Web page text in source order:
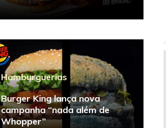
Hamburguerias
Burger King lança nova
campanha “nada além de
Whopper”